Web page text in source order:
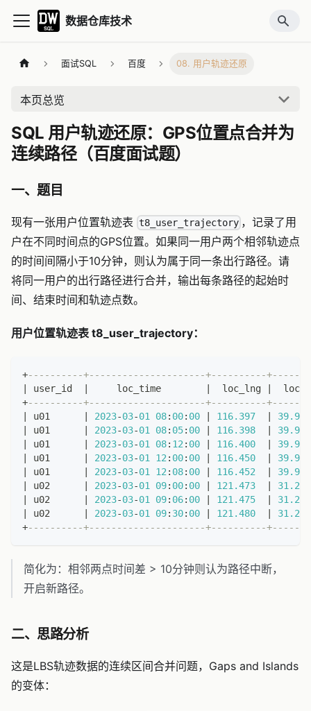
数据仓库技术
面试SQL 百度 08. 用户轨迹还原
本页总览
SQL 用户轨迹还原：GPS位置点合并为
连续路径（百度面试题）
一、题目
现有一张用户位置轨迹表 t8_user_trajectory ，记录了用
户在不同时间点的GPS位置。如果同一用户两个相邻轨迹点
的时间间隔小于10分钟，则认为属于同一条出行路径。请
将同一用户的出行路径进行合并，输出每条路径的起始时
间、结束时间和轨迹点数。
用户位置轨迹表 t8_user_trajectory：
+----------+---------------------+----------
user_id
     loc_time
  loc_lng
+----------+---------------------+----------
u01 2023-03-01 08: 00: 00 116.397
39.908
u01 2023-03-01 08: 05: 00 116.398
39.909
u01 2023-03-01 08: 12 : 00 116.400
39.910
u01 2023-03-01 12 : 00: 00 116.450
39.950
u01 2023-03-01 12 : 08: 00 116.452
39.952
u02 2023-03-01 09: 00: 00 121.473
31.230
u02 2023-03-01 09: 06: 00 121.475
31.232
u02 2023-03-01 09: 30: 00 121.480
31.240
+----------+---------------------+----------
简化为：相邻两点时间差 > 10分钟则认为路径中断，
开启新路径。
二、思路分析
这是LBS轨迹数据的连续区间合并问题，Gaps and Islands
的变体：